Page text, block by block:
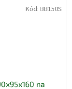
na
Kód: BB150S